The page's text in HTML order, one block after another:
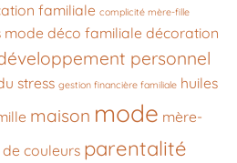
familiale complicité mère-fille
mode déco familiale décoration
personnel
stress gestion financière familiale huiles
maison mode mère-
couleurs parentalité